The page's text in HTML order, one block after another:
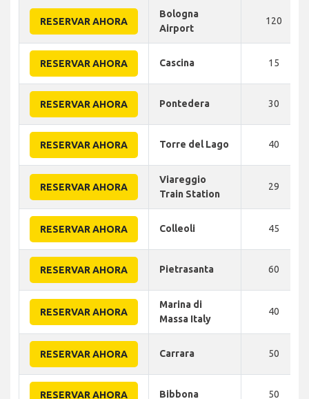
RESERVAR AHORA
Bologna
Airport
120
RESERVAR AHORA Cascina 15
RESERVAR AHORA Pontedera 30
RESERVAR AHORA Torre del Lago 40
RESERVAR AHORA
Viareggio
Train Station
29
RESERVAR AHORA Colleoli 45
RESERVAR AHORA Pietrasanta 60
RESERVAR AHORA
Marina di
Massa Italy
40
RESERVAR AHORA Carrara 50
RESERVAR AHORA Bibbona 50